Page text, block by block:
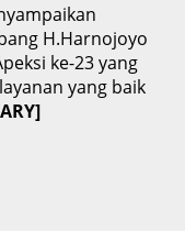
H.Harnojoyo
ke-23 yang
yang baik